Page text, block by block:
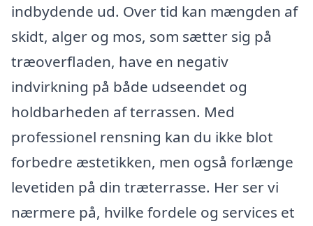
indbydende ud. Over tid kan mængden af
skidt, alger og mos, som sætter sig på
træoverfladen, have en negativ
indvirkning på både udseendet og
holdbarheden af terrassen. Med
professionel rensning kan du ikke blot
forbedre æstetikken, men også forlænge
levetiden på din træterrasse. Her ser vi
nærmere på, hvilke fordele og services et